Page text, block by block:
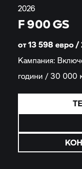
2026
F 900 GS
от 13 598 евро
Кампания:
години / 30 000